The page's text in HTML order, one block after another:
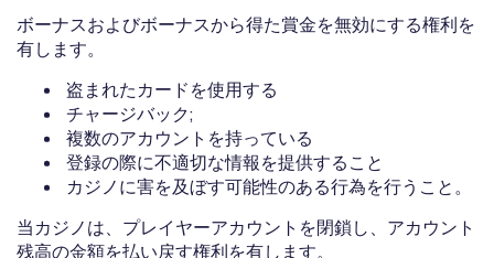
ボーナスおよびボーナスから得た賞金を無効にする権利を
有します。
盗まれたカードを使用する
チャージバック;
複数のアカウントを持っている
登録の際に不適切な情報を提供すること
カジノに害を及ぼす可能性のある行為を行うこと。
当カジノは、プレイヤーアカウントを閉鎖し、アカウント
残高の金額を払い戻す権利を有します。